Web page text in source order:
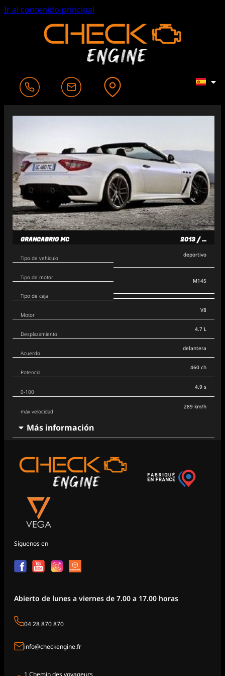
Ir al contenido principal
GRANCABRIO MC 2013 / ...
Tipo de vehiculo
Tipo de motor
Tipo de caja
deportivo
M145
Motor
Desplazamiento
Acuerdo
V8
4.7 L
delantera
Potencia
0-100
máx velocidad
460 ch
4.9 s
289 km/h
Más información
Síguenos en
Abierto de lunes a viernes de 7.00 a 17.00 horas
04 28 870 870
info@checkengine.fr
1 Chemin des voyageurs